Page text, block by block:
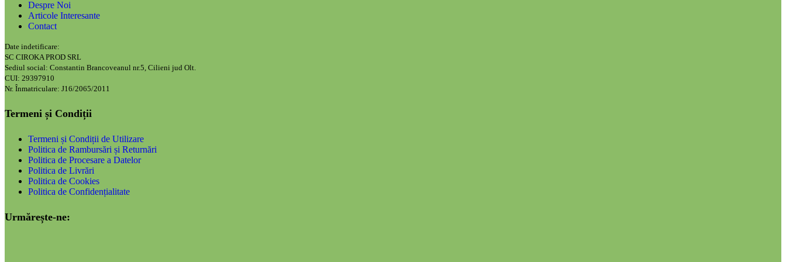
Despre Noi
Articole Interesante
Contact
Date indetificare:
SC CIROKA PROD SRL
Sediul social: Constantin Brancoveanul nr.5, Cilieni jud Olt.
CUI: 29397910
Nr. Înmatriculare: J16/2065/2011
Termeni și Condiții
Termeni și Condiții de Utilizare
Politica de Rambursări și Returnări
Politica de Procesare a Datelor
Politica de Livrări
Politica de Cookies
Politica de Confidențialitate
Urmărește-ne: